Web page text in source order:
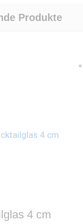
Produkte
4 cm